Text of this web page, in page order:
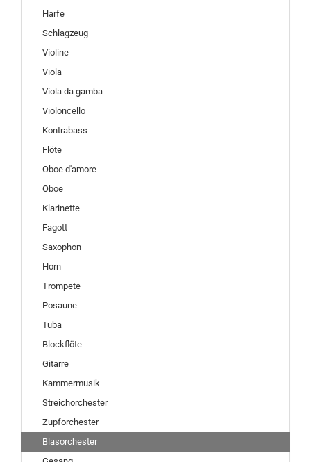
Harfe
Schlagzeug
Violine
Viola
Viola da gamba
Violoncello
Kontrabass
Flöte
Oboe d'amore
Oboe
Klarinette
Fagott
Saxophon
Horn
Trompete
Posaune
Tuba
Blockflöte
Gitarre
Kammermusik
Streichorchester
Zupforchester
Blasorchester